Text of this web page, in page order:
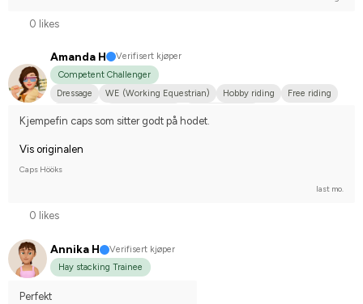
0 likes
Amanda H
Verifisert kjøper
Competent Challenger
Dressage
WE (Working Equestrian) Hobby riding
Free riding
Compete on hobby-level
Kjempefin caps som sitter godt på hodet.
Vis originalen
Caps Hööks
last mo.
0 likes
Annika H
Verifisert kjøper
Hay stacking Trainee
Perfekt